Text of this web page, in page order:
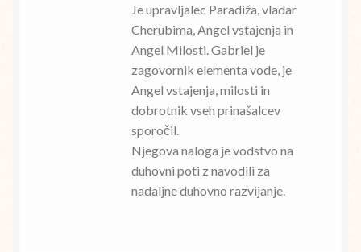
Je upravljalec Paradiža, vladar
Cherubima, Angel vstajenja in
Angel Milosti. Gabriel je
zagovornik elementa vode, je
Angel vstajenja, milosti in
dobrotnik vseh prinašalcev
sporočil.
Njegova naloga je vodstvo na
duhovni poti z navodili za
nadaljne duhovno razvijanje.